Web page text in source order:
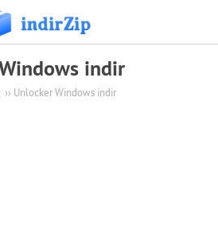
indir
›› Unlocker Windows indir